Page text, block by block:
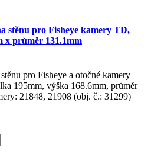
stěnu pro Fisheye kamery TD,
x průměr 131.1mm
pro Fisheye a otočné kamery
195mm, výška 168.6mm, průměr
21848, 21908 (obj. č.: 31299)